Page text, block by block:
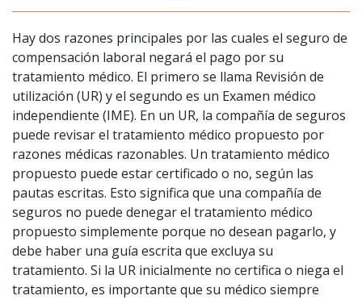
Hay dos razones principales por las cuales el seguro de
compensación laboral negará el pago por su
tratamiento médico. El primero se llama Revisión de
utilización (UR) y el segundo es un Examen médico
independiente (IME). En un UR, la compañía de seguros
puede revisar el tratamiento médico propuesto por
razones médicas razonables. Un tratamiento médico
propuesto puede estar certificado o no, según las
pautas escritas. Esto significa que una compañía de
seguros no puede denegar el tratamiento médico
propuesto simplemente porque no desean pagarlo, y
debe haber una guía escrita que excluya su
tratamiento. Si la UR inicialmente no certifica o niega el
tratamiento, es importante que su médico siempre